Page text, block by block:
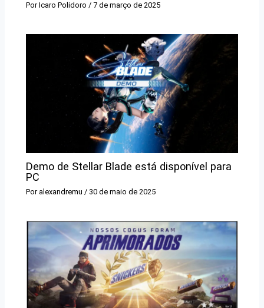
PorIcaro Polidoro/7 de março de 2025
Demo de Stellar Blade está disponível para
PC
Por alexandremu / 30 de maio de 2025